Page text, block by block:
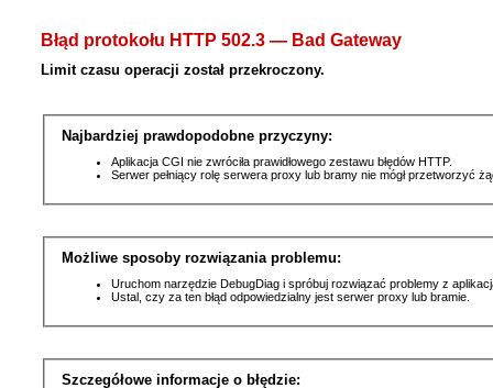
Błąd protokołu HTTP 502.3 — Bad Gateway
Limit czasu operacji został przekroczony.
Najbardziej prawdopodobne przyczyny:
Aplikacja CGI nie zwróciła prawidłowego zestawu błędów HTTP.
Serwer pełniący rolę serwera proxy lub bramy nie mógł przetworzyć
Możliwe sposoby rozwiązania problemu:
Uruchom narzędzie DebugDiag i spróbuj rozwiązać problemy z
Ustal, czy za ten błąd odpowiedzialny jest serwer proxy lub bramie.
Szczegółowe informacje o błędzie: